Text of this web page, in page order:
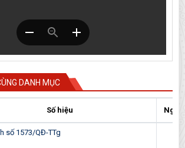
DANH MỤC
Số hiệu
số 1573/QĐ-TTg